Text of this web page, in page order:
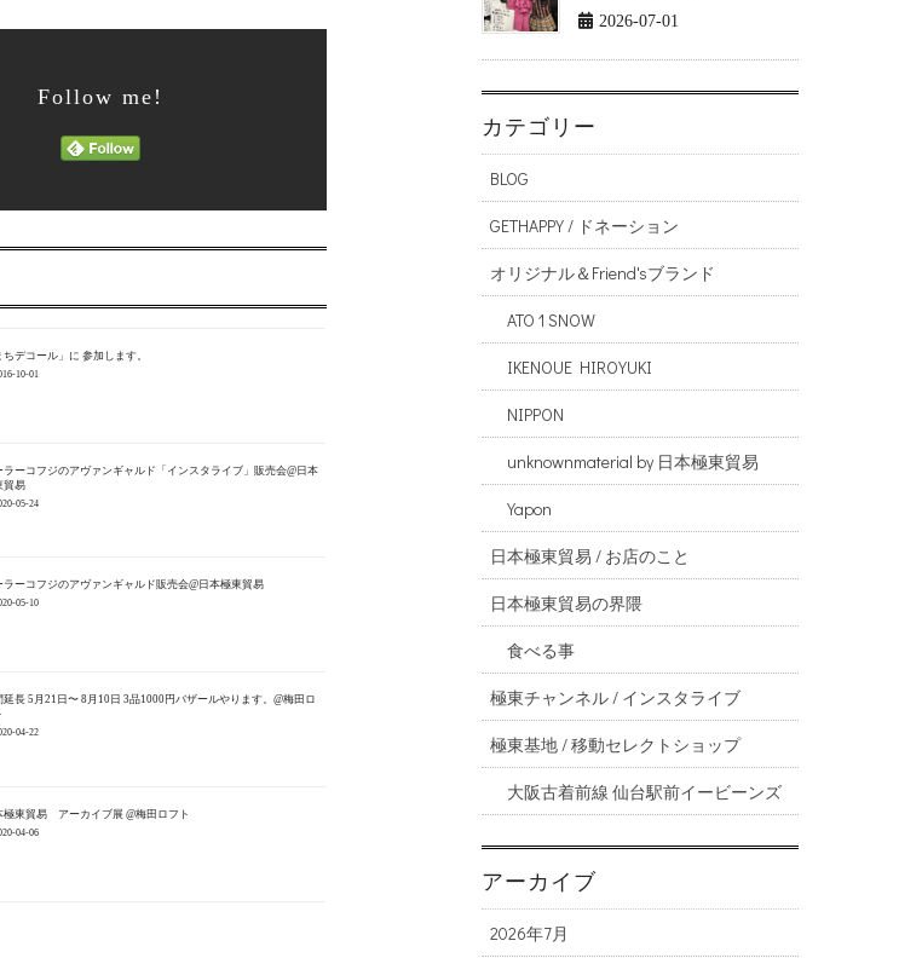
Follow me!
ちデコール」に 参加します。
10-01
ラーコフジのアヴァンギャルド「インスタライブ」販売会@日本
貿易
05-24
ラーコフジのアヴァンギャルド販売会@日本極東貿易
05-10
延長 5月21日〜 8月10日 3品1000円バザールやります。@梅田ロ
04-22
極東貿易 アーカイブ展 @梅田ロフト
04-06
2026-07-01
カテゴリー
BLOG
GETHAPPY / ドネーション
オリジナル＆Friend'sブランド
ATO 1 SNOW
IKENOUE HIROYUKI
NIPPON
unknownmaterial by 日本極東貿易
Yapon
日本極東貿易 / お店のこと
日本極東貿易の界隈
食べる事
極東チャンネル / インスタライブ
極東基地 / 移動セレクトショップ
大阪古着前線 仙台駅前イービーンズ
アーカイブ
2026年7月